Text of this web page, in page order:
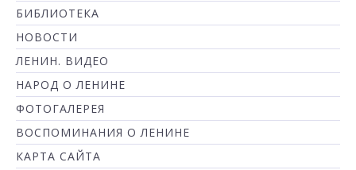
БИБЛИОТЕКА
НОВОСТИ
ЛЕНИН. ВИДЕО
НАРОД О ЛЕНИНЕ
ФОТОГАЛЕРЕЯ
ВОСПОМИНАНИЯ О ЛЕНИНЕ
КАРТА САЙТА